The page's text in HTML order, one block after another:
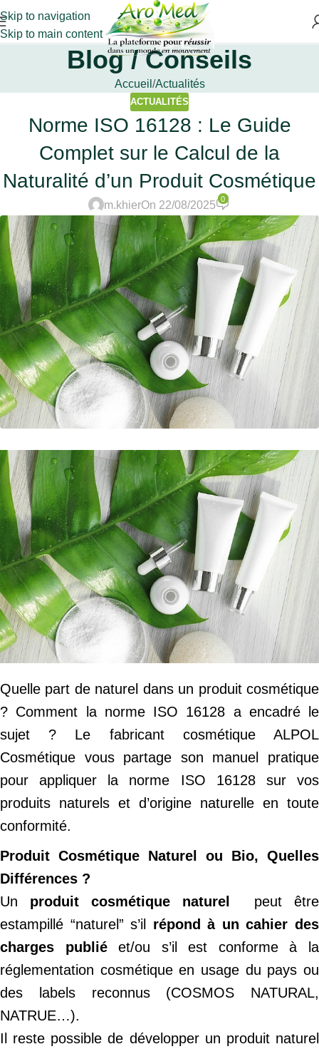
Skip to navigation
Skip to main content
Blog / Conseils
Accueil Actualités
ACTUALITÉS
Norme ISO 16128 : Le Guide
Complet sur le Calcul de la
Naturalité d’un Produit Cosmétique
m.khierOn 22/08/2025
0
Quelle part de naturel dans un produit cosmétique
? Comment la norme ISO 16128 a encadré le
sujet ? Le fabricant cosmétique ALPOL
Cosmétique vous partage son manuel pratique
pour appliquer la norme ISO 16128 sur vos
produits naturels et d’origine naturelle en toute
conformité.
Produit Cosmétique Naturel ou Bio, Quelles
Différences ?
Un produit cosmétique naturel
peut être
estampillé “naturel” s’il répond à un cahier des
charges publiéet/ou s’il est conforme à la
réglementation cosmétique en usage du pays ou
des labels reconnus (COSMOS NATURAL,
NATRUE…).
Il reste possible de développer un produit naturel